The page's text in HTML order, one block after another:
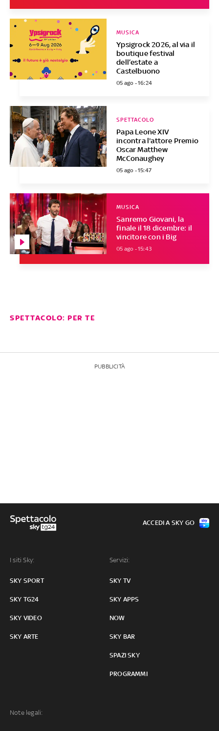
Ypsigrock 2026, al via il
boutique festival
dell’estate a
Castelbuono
MUSICA
05 ago - 16:24
Papa Leone XIV
incontra l'attore Premio
Oscar Matthew
McConaughey
SPETTACOLO
05 ago - 15:47
Sanremo Giovani, la
finale il 18 dicembre: il
vincitore con i Big
MUSICA
05 ago - 15:43
SPETTACOLO: PER TE
PUBBLICITÀ
I siti Sky:
SKY SPORT
SKY TG24
SKY VIDEO
SKY ARTE
Servizi:
SKY TV
SKY APPS
NOW
SKY BAR
SPAZI SKY
PROGRAMMI
Note legali:
ACCEDI A SKY GO